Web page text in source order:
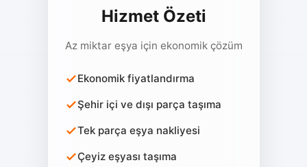
Hizmet Özeti
Az miktar eşya için ekonomik çözüm
Ekonomik fiyatlandırma
Şehir içi ve dışı parça taşıma
Tek parça eşya nakliyesi
Çeyiz eşyası taşıma